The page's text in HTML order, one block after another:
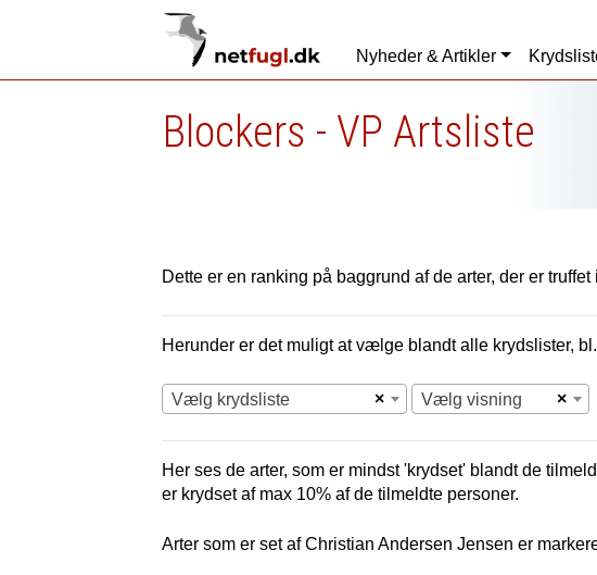
Nyheder & Artikler
Blockers - VP Artsliste
Dette er en ranking på baggrund af de arter, der er
Herunder er det muligt at vælge blandt alle krydslister,
×
Vælg krydsliste ×
Vælg visning
Her ses de arter, som er mindst 'krydset' blandt de
er krydset af max 10% af de tilmeldte personer.
Arter som er set af Christian Andersen Jensen er